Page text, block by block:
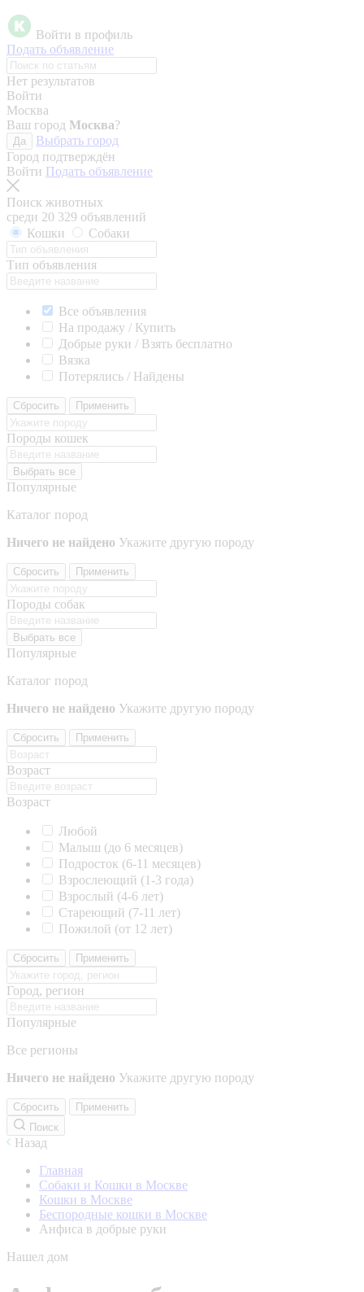
Войти в профиль
Подать объявление
Нет результатов
Войти
Москва
Ваш город Москва?
Да
Выбрать город
Город подтверждён
Войти Подать объявление
Поиск животных
среди 20 329 объявлений
Кошки
Собаки
Тип объявления
Все объявления
На продажу / Купить
Добрые руки / Взять бесплатно
Вязка
Потерялись / Найдены
Сбросить Применить
Породы кошек
Выбрать все
Популярные
Каталог пород
Ничего не найдено Укажите другую породу
Сбросить Применить
Породы собак
Выбрать все
Популярные
Каталог пород
Ничего не найдено Укажите другую породу
Сбросить Применить
Возраст
Возраст
Любой
Малыш (до 6 месяцев)
Подросток (6-11 месяцев)
Взрослеющий (1-3 года)
Взрослый (4-6 лет)
Стареющий (7-11 лет)
Пожилой (от 12 лет)
Сбросить Применить
Город, регион
Популярные
Все регионы
Ничего не найдено Укажите другую породу
Сбросить
Применить
Поиск
Назад
Главная
Собаки и Кошки в Москве
Кошки в Москве
Беспородные кошки в Москве
Анфиса в добрые руки
Нашел дом